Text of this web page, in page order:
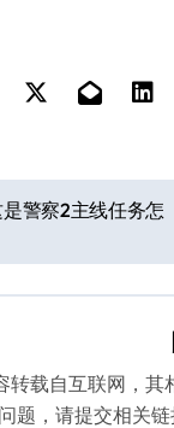
警察2主线任务怎
转载自互联网，
题，请提交相关